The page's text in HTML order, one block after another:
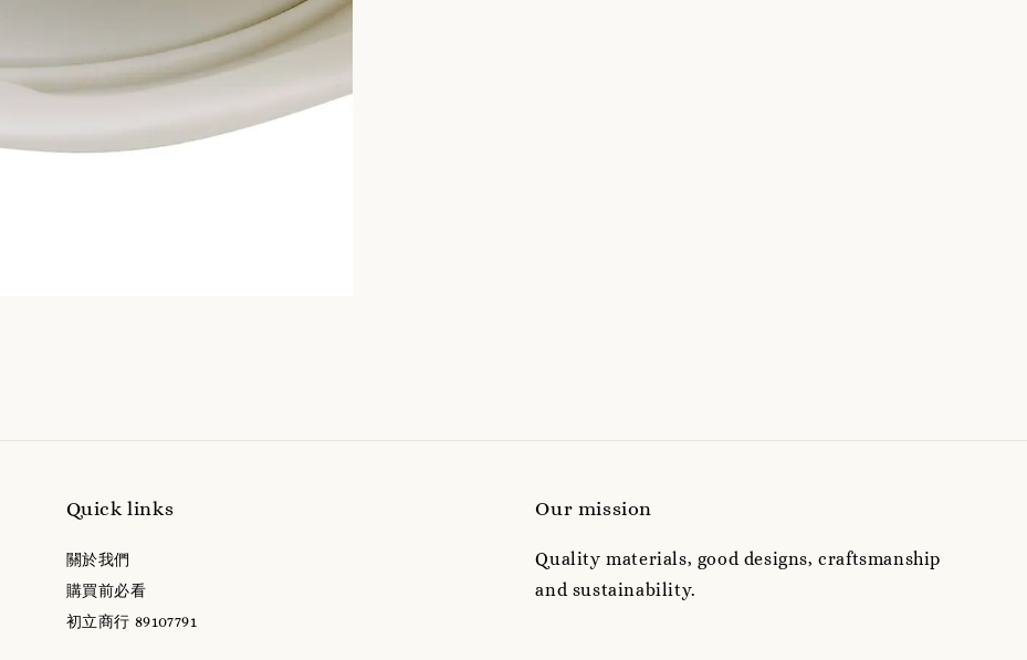
Quick links
關於我們
購買前必看
初立商行 89107791
Our mission
Quality materials, good designs, craftsmanship
and sustainability.